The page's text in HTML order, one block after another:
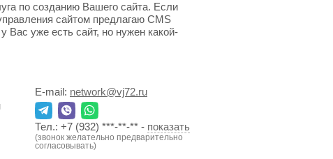
по созданию Вашего сайта. Если
сайтом предлагаю CMS
Вас уже есть сайт, но нужен какой-
E-mail: network@vj72.ru
Тел.: +7 (932) ***-**-** - показать
(звонок желательно предварительно
согласовывать)